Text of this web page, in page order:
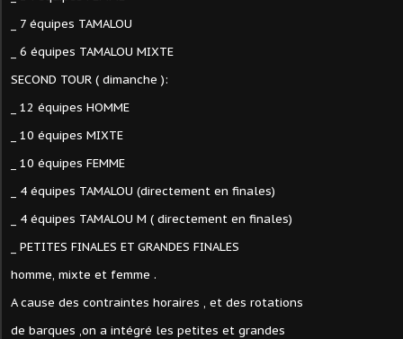
_ 7 équipes TAMALOU
_ 6 équipes TAMALOU MIXTE
SECOND TOUR ( dimanche ):
_ 12 équipes HOMME
_ 10 équipes MIXTE
_ 10 équipes FEMME
_ 4 équipes TAMALOU (directement en finales)
_ 4 équipes TAMALOU M ( directement en finales)
_ PETITES FINALES ET GRANDES FINALES
homme, mixte et femme .
A cause des contraintes horaires , et des rotations
de barques ,on a intégré les petites et grandes